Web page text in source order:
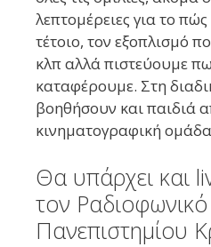
λεπτομέρειες για το
τέτοιο, τον εξοπλισμό
κλπ αλλά πιστεύουμε
καταφέρουμε. Στη
βοηθήσουν και παιδιά
κινηματογραφική
Θα υπάρχει και
τον
Πανεπιστημίου